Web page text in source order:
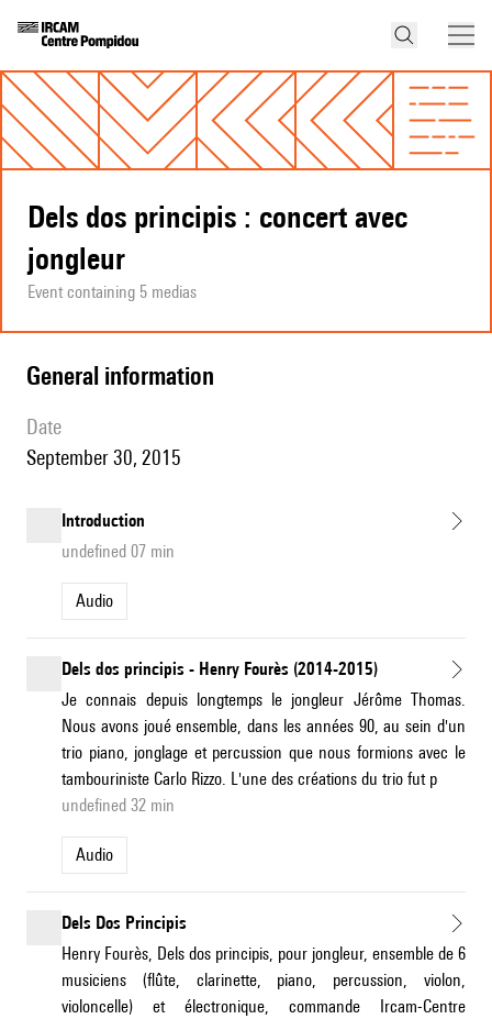
Dels dos principis : concert avec
jongleur
Event containing 5 medias
general information
date
September 30, 2015
Introduction
undefined 07 min
Audio
Dels dos principis - Henry Fourès (2014-2015)
Je connais depuis longtemps le jongleur Jérôme Thomas.
Nous avons joué ensemble, dans les années 90, au sein d'un
trio piano, jonglage et percussion que nous formions avec le
tambouriniste Carlo Rizzo. L'une des créations du trio fut p
undefined 32 min
Audio
Dels Dos Principis
Henry Fourès, Dels dos principis, pour jongleur, ensemble de 6
musiciens (flûte, clarinette, piano, percussion, violon,
violoncelle) et électronique, commande Ircam-Centre